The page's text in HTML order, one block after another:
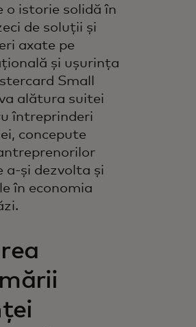
o istorie solidă în
de soluții și
axate pe
și ușurința
Small
alătura suitei
întreprinderi
concepute
a-și dezvolta și
în economia